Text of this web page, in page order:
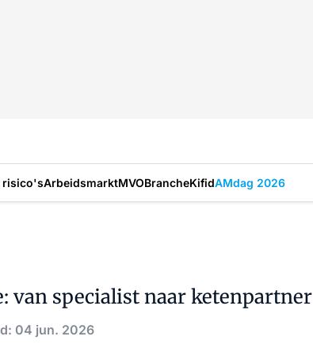
risico'sArbeidsmarktMVOBrancheKifidAMdag 2026
van specialist naar ketenpartner
04 jun. 2026